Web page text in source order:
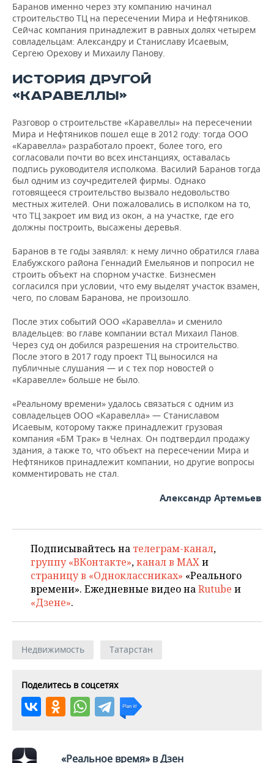
ВОДНЫЕ ВИДЫ СПОРТА
ХОККЕЙ С МЯЧОМ
ОБРАЗОВАНИЕ
ПРОИСШЕСТВИЯ
Баранов именно через эту компанию начинал
строительство ТЦ на пересечении Мира и Нефтяников.
Сейчас компания принадлежит в равных долях четырем
совладельцам: Александру и Станиславу Исаевым,
Сергею Орехову и Михаилу Панову.
ИСТОРИЯ ДРУГОЙ
«КАРАВЕЛЛЫ»
Разговор о строительстве «Каравеллы» на пересечении
Мира и Нефтяников пошел еще в 2012 году: тогда ООО
«Каравелла» разработало проект, более того, его
согласовали почти во всех инстанциях, оставалась
подпись руководителя исполкома. Василий Баранов тогда
был одним из соучредителей фирмы. Однако
готовящееся строительство вызвало недовольство
местных жителей. Они пожаловались в исполком на то,
что ТЦ закроет им вид из окон, а на участке, где его
должны построить, высажены деревья.
Баранов в те годы заявлял: к нему лично обратился глава
Елабужского района Геннадий Емельянов и попросил не
строить объект на спорном участке. Бизнесмен
согласился при условии, что ему выделят участок взамен,
чего, по словам Баранова, не произошло.
После этих событий ООО «Каравелла» и сменило
владельцев: во главе компании встал Михаил Панов.
Через суд он добился разрешения на строительство.
После этого в 2017 году проект ТЦ выносился на
публичные слушания — и с тех пор новостей о
«Каравелле» больше не было.
«Реальному времени» удалось связаться с одним из
совладельцев ООО «Каравелла» — Станиславом
Исаевым, которому также принадлежит грузовая
компания «БМ Трак» в Челнах. Он подтвердил продажу
здания, а также то, что объект на пересечении Мира и
Нефтяников принадлежит компании, но другие вопросы
комментировать не стал.
Александр Артемьев
Подписывайтесь на телеграм-канал,
группу «ВКонтакте»,канал в MAXи
страницу в «Одноклассниках» «Реального
времени». Ежедневные видео наRutube и
«Дзене».
Недвижимость Татарстан
Поделитесь в соцсетях
«Реальное время» в Дзен